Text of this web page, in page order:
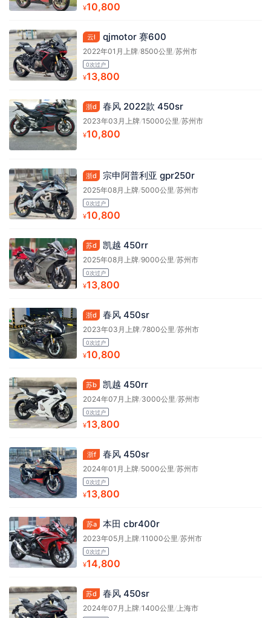
¥10,800
云l qjmotor 赛600
2022年01月上牌/8500公里/苏州市
0次过户
¥13,800
浙d 春风 2022款 450sr
2023年03月上牌/15000公里/苏州市
¥10,800
浙d 宗申阿普利亚 gpr250r
2025年08月上牌/5000公里/苏州市
0次过户
¥10,800
苏d 凯越 450rr
2025年08月上牌/9000公里 /苏州市
0次过户
¥13,800
浙d 春风 450sr
2023年03月上牌/7800公里 /苏州市
0次过户
¥10,800
苏b 凯越 450rr
2024年07月上牌/3000公里 /苏州市
0次过户
¥13,800
浙f 春风 450sr
2024年01月上牌/5000公里 /苏州市
0次过户
¥13,800
苏a 本田 cbr400r
2023年05月上牌/11000公里 /苏州市
0次过户
¥14,800
苏d 春风 450sr
2024年07月上牌/1400公里 /上海市